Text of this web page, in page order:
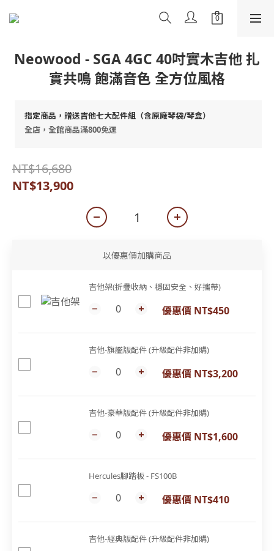
Neowood - SGA 4GC 40吋實木吉他 扎
實共鳴 飽滿音色 全方位風格
指定商品，贈送吉他七大配件組（含原廠琴袋/琴盒）
全店，全館商品滿800免運
NT$16,680
NT$13,900
以優惠價加購商品
吉他架(折疊收納、穩固安全、好攜帶)
優惠價 NT$450
吉他-旗艦版配件 (升級配件非加購)
優惠價 NT$3,200
吉他-豪華版配件 (升級配件非加購)
優惠價 NT$1,600
Hercules腳踏板 - FS100B
優惠價 NT$410
吉他-經典版配件 (升級配件非加購)